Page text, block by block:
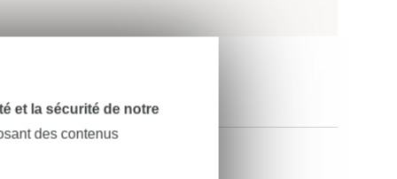
et la sécurité de notre
des contenus